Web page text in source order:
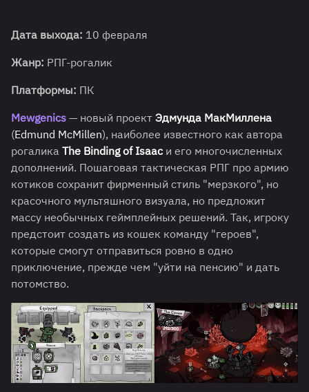
Дата выхода: 10 февраля
Жанр: РПГ-рогалик
Платформы: ПК
Mewgenics — новый проект Эдмунда МакМиллена
(Edmund McMillen), наиболее известного как автора
рогалика The Binding of Isaac и его многочисленных
дополнений. Пошаговая тактическая РПГ про армию
котиков сохранит фирменный стиль "мерзкого", но
красочного мультяшного визуала, но предложит
массу необычных геймплейных решений. Так, игроку
предстоит создать из кошек команду "героев",
которые смогут отправиться ровно в одно
приключение, прежде чем "уйти на пенсию" и дать
потомство.